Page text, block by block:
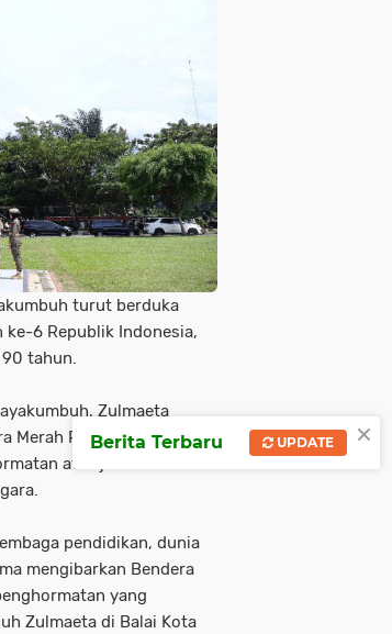
turut berduka
ke-6 Republik Indonesia,
tahun.
Zulmaeta
Merah Putih setengah
atas jasa dan
pendidikan, dunia
mengibarkan Bendera
yang
Zulmaeta di Balai Kota
×
Berita Terbaru UPDATE